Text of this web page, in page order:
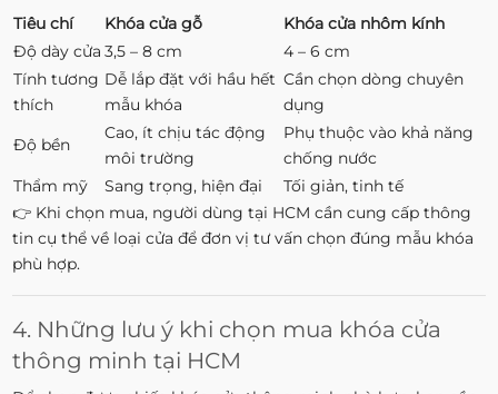
Tiêu chí Khóa cửa gỗ
Khóa cửa nhôm kính
Độ dày cửa 3,5 – 8 cm
4 – 6 cm
Tính tương
thích
Dễ lắp đặt với hầu hết
mẫu khóa
Cần chọn dòng chuyên
dụng
Độ bền
Cao, ít chịu tác động
môi trường
Phụ thuộc vào khả năng
chống nước
Thẩm mỹ
Sang trọng, hiện đại
Tối giản, tinh tế
👉 Khi chọn mua, người dùng tại HCM cần cung cấp thông
tin cụ thể về loại cửa để đơn vị tư vấn chọn đúng mẫu khóa
phù hợp.
4. Những lưu ý khi chọn mua khóa cửa
thông minh tại HCM